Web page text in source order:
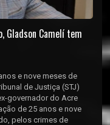
Gladson Camelí tem
e nove meses de
de Justiça (STJ)
governador do Acre
de 25 anos e nove
pelos crimes de